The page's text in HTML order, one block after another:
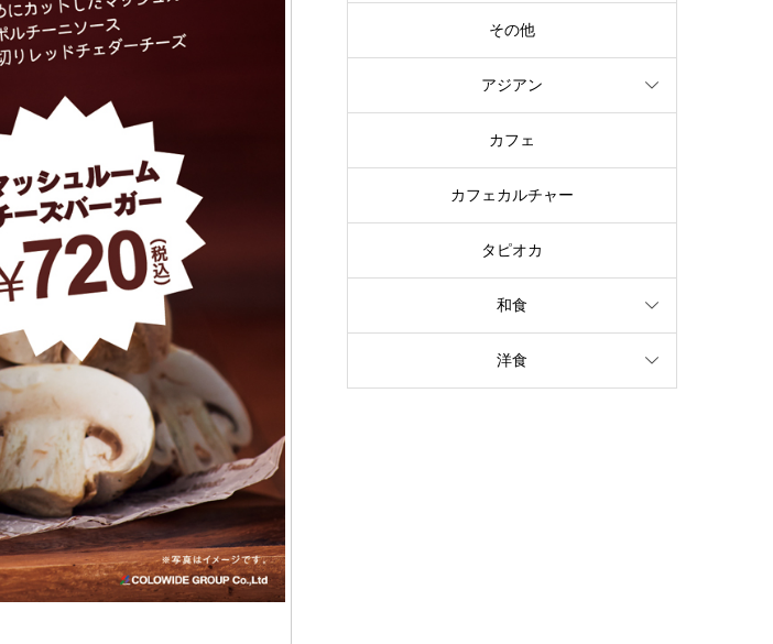
その他
アジアン
カフェ
カフェカルチャー
タピオカ
和食
洋食